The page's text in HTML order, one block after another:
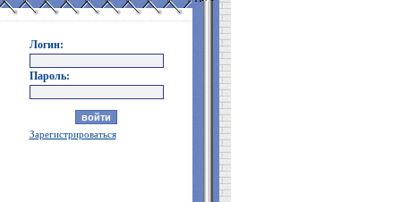
Логин:
Пароль:
Зарегистрироваться